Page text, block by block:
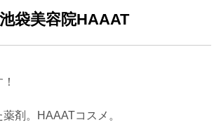
袋美容院HAAAT
剤。HAAATコスメ。